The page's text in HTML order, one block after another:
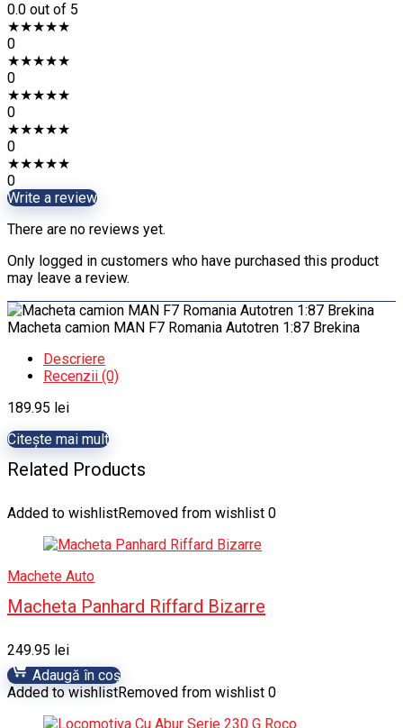
0.0 out of 5
★★★★★
0
★★★★★
0
★★★★★
0
★★★★★
0
★★★★★
0
Write a review
There are no reviews yet.
Only logged in customers who have purchased this product
may leave a review.
Macheta camion MAN F7 Romania Autotren 1:87 Brekina
Descriere
Recenzii (0)
189.95 lei
Citește mai mult
Related Products
Added to wishlistRemoved from wishlist 0
Machete Auto
Macheta Panhard Riffard Bizarre
249.95 lei
Adaugă în coș
Added to wishlistRemoved from wishlist 0